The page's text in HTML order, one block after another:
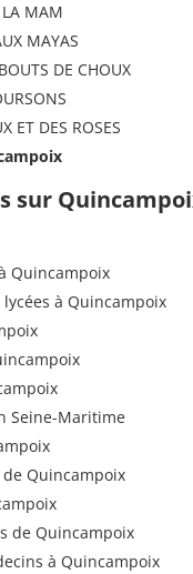
MAM
MAYAS
DE CHOUX
ET DES ROSES
sur
Quincampoix
à Quincampoix
Seine-Maritime
Quincampoix
de Quincampoix
à Quincampoix